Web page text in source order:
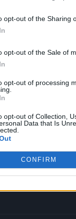
por no participar en la
en la Lista de
opt-out of the Sharing
opt-out of the Sale of
opt-out of processing
opt-out of Collection,
Data that Is
CONFIRM
ha